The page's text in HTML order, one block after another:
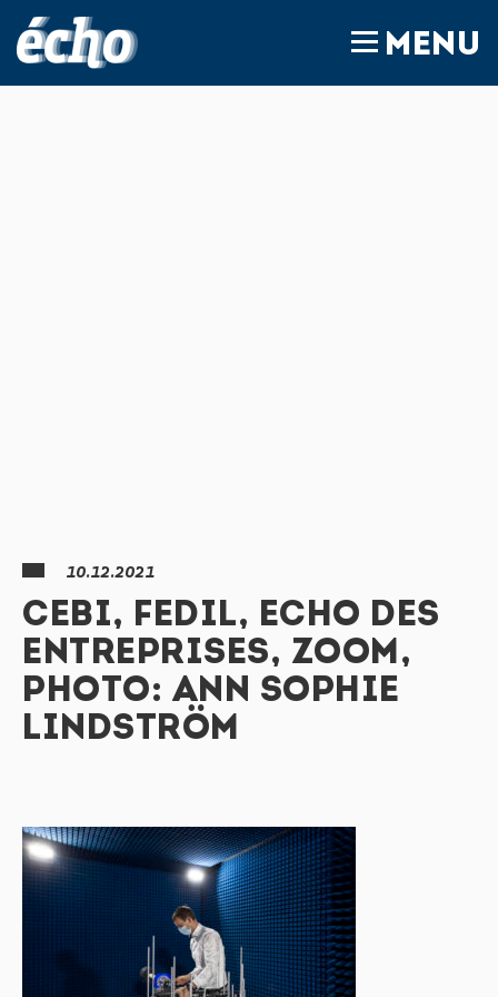
MENU
10.12.2021
CEBI, FEDIL, ECHO DES
ENTREPRISES, ZOOM,
PHOTO: ANN SOPHIE
LINDSTRÖM